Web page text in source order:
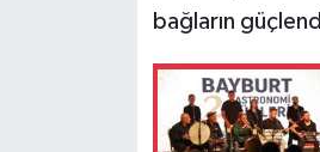
bağların